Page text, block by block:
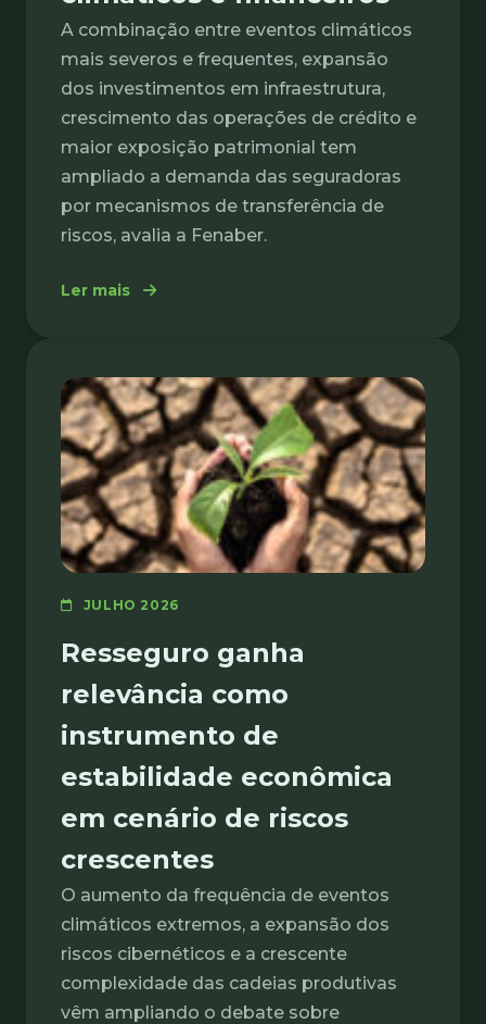
A combinação entre eventos climáticos
mais severos e frequentes, expansão
dos investimentos em infraestrutura,
crescimento das operações de crédito e
maior exposição patrimonial tem
ampliado a demanda das seguradoras
por mecanismos de transferência de
riscos, avalia a Fenaber.
Ler mais : Fenaber: alta das cessões ao
JULHO 2026
Resseguro ganha
relevância como
instrumento de
estabilidade econômica
em cenário de riscos
crescentes
O aumento da frequência de eventos
climáticos extremos, a expansão dos
riscos cibernéticos e a crescente
complexidade das cadeias produtivas
vêm ampliando o debate sobre